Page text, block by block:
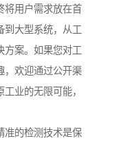
将用户需求放在首
到大型系统，从工
方案。如果您对工
，欢迎通过公开渠
业的无限可能，
准的检测技术是保